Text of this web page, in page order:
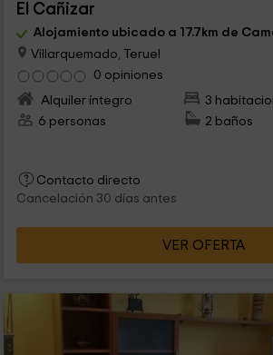
El Cañizar
Alojamiento ubicado a 17.7km de
Villarquemado, Teruel
0 opiniones
Alquiler íntegro
3
6 personas
2 baños
Contacto directo
Cancelación 30 días antes
VER OFERTA